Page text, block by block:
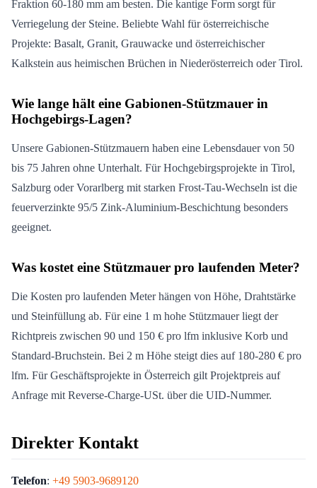
Fraktion 60-180 mm am besten. Die kantige Form sorgt für
Verriegelung der Steine. Beliebte Wahl für österreichische
Projekte: Basalt, Granit, Grauwacke und österreichischer
Kalkstein aus heimischen Brüchen in Niederösterreich oder Tirol.
Wie lange hält eine Gabionen-Stützmauer in
Hochgebirgs-Lagen?
Unsere Gabionen-Stützmauern haben eine Lebensdauer von 50
bis 75 Jahren ohne Unterhalt. Für Hochgebirgsprojekte in Tirol,
Salzburg oder Vorarlberg mit starken Frost-Tau-Wechseln ist die
feuerverzinkte 95/5 Zink-Aluminium-Beschichtung besonders
geeignet.
Was kostet eine Stützmauer pro laufenden Meter?
Die Kosten pro laufenden Meter hängen von Höhe, Drahtstärke
und Steinfüllung ab. Für eine 1 m hohe Stützmauer liegt der
Richtpreis zwischen 90 und 150 € pro lfm inklusive Korb und
Standard-Bruchstein. Bei 2 m Höhe steigt dies auf 180-280 € pro
lfm. Für Geschäftsprojekte in Österreich gilt Projektpreis auf
Anfrage mit Reverse-Charge-USt. über die UID-Nummer.
Direkter Kontakt
Telefon: +49 5903-9689120